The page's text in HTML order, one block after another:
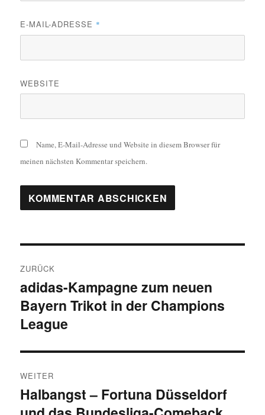
E-MAIL-ADRESSE *
WEBSITE
Name, E-Mail-Adresse und Website in diesem Browser für
meinen nächsten Kommentar speichern.
ZURÜCK
Vorheriger
Beitrag:
adidas-Kampagne zum neuen
Bayern Trikot in der Champions
League
WEITER
Nächster
Beitrag:
Halbangst – Fortuna Düsseldorf